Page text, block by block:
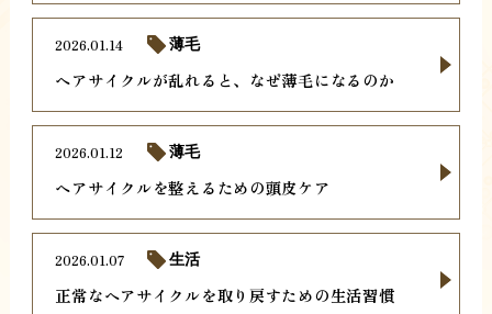
ヘアサイクルが乱れると、なぜ薄毛になるのか
2026.01.14 薄毛
ヘアサイクルを整えるための頭皮ケア
2026.01.12 薄毛
正常なヘアサイクルを取り戻すための生活習慣
2026.01.07 生活